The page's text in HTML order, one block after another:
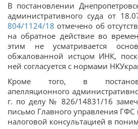
В постановлении
административного суда от
804/1124/18 отмечено об
на обратное действие во
этим не усматривается
обжалованной истцом ИНК,
ней согласуется с нормами
Кроме того, в
апелляционного
г. по делу № 826/14831/16
письмо Главного управления ГФС
налоговой консультацией в